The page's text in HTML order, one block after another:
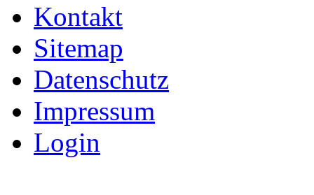
Kontakt
Sitemap
Datenschutz
Impressum
Login